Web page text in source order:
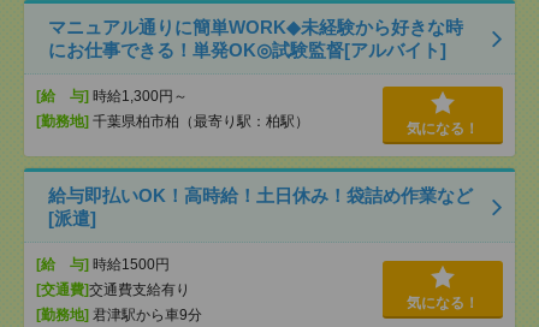
マニュアル通りに簡単WORK◆未経験から好きな時
にお仕事できる！単発OK◎試験監督[アルバイト]
[給 与] 時給1,300円～
[勤務地] 千葉県柏市柏（最寄り駅：柏駅） 気になる！
給与即払いOK！高時給！土日休み！袋詰め作業など
[派遣]
[給 与] 時給1500円
[交通費]交通費支給有り
[勤務地] 君津駅から車9分
気になる！